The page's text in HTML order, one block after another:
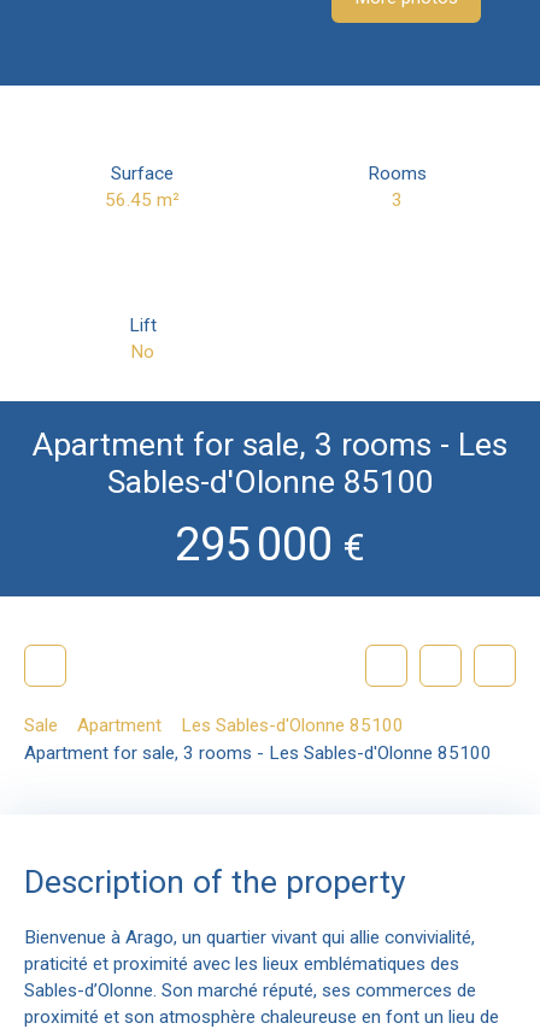
Surface
56.45m²
Rooms
3
Lift
No
Apartment for sale, 3 rooms - Les
Sables-d'Olonne 85100
295 000 €
Sale Apartment
Les Sables-d'Olonne 85100
Apartment for sale, 3 rooms - Les Sables-d'Olonne 85100
Description of the property
Bienvenue à Arago, un quartier vivant qui allie convivialité,
praticité et proximité avec les lieux emblématiques des
Sables-d’Olonne. Son marché réputé, ses commerces de
proximité et son atmosphère chaleureuse en font un lieu de